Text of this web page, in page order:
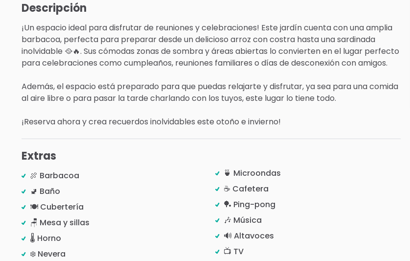
Descripción
¡Unespacio ideal paradisfrutarde reuniones ycelebraciones! Este jardíncuentaconunaamplia
barbacoa, perfecta para preparardesde undelicioso arroz concostra hastaunasardinada
inolvidable 🥘🔥. Sus cómodas zonas de sombrayáreas abiertas lo conviertenenel lugar perfecto
paracelebraciones como cumpleaños, reuniones familiares o días de desconexiónconamigos.
Además,elespacio está preparado paraque puedas relajarte ydisfrutar,yasea paraunacomida
alaire libre o para pasar la tarde charlando con los tuyos,este lugar lo tiene todo.
¡Reservaahoraycrea recuerdos inolvidables este otoño e invierno!
Extras
🍖 Barbacoa
🚽 Baño
🍽️ Cubertería
🪑 Mesa y sillas
🌡️ Horno
❄️ Nevera
🍵 Microondas
☕ Cafetera
🏓 Ping-pong
🎶 Música
🔊 Altavoces
📺 TV